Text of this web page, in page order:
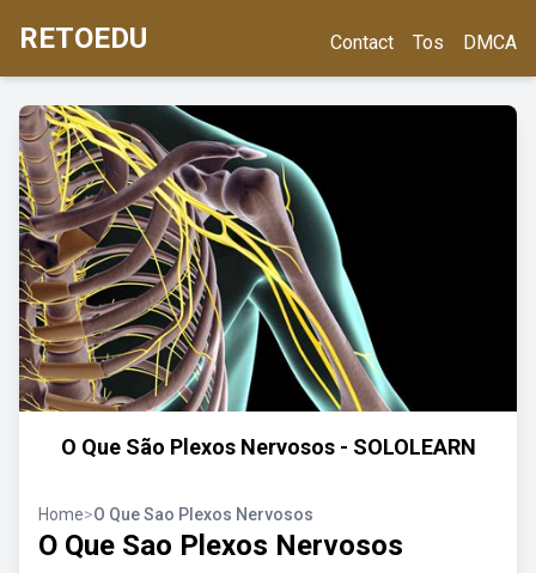
RETOEDU Contact Tos DMCA
O Que São Plexos Nervosos - SOLOLEARN
Home>O Que Sao Plexos Nervosos
O Que Sao Plexos Nervosos